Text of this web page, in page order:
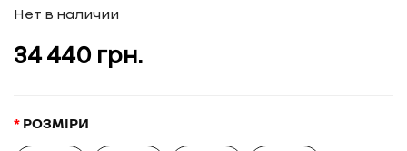
Нет в наличии
34 440 грн.
РОЗМIРИ